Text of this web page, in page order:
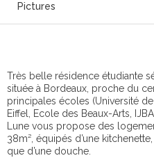
Pictures
Très belle résidence étudiante
située à Bordeaux, proche du
principales écoles (Université
Eiffel, Ecole des Beaux-Arts,
Lune vous propose des
38m², équipés d’une
que d’une douche.